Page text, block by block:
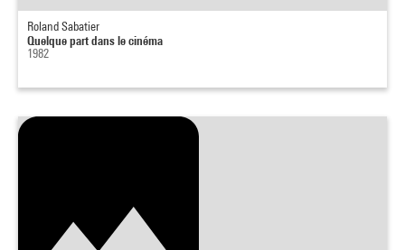
Roland Sabatier
Quelque part dans le cinéma
1982